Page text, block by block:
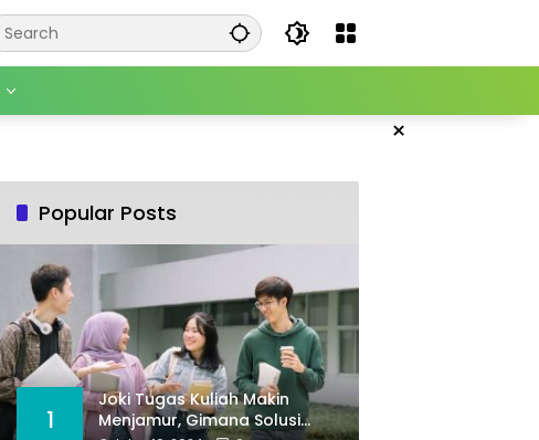
×
Popular Posts
1
Joki Tugas Kuliah Makin
Menjamur, Gimana Solusi